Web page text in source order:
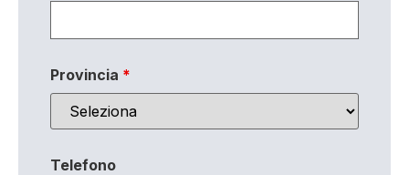
Provincia *
Telefono